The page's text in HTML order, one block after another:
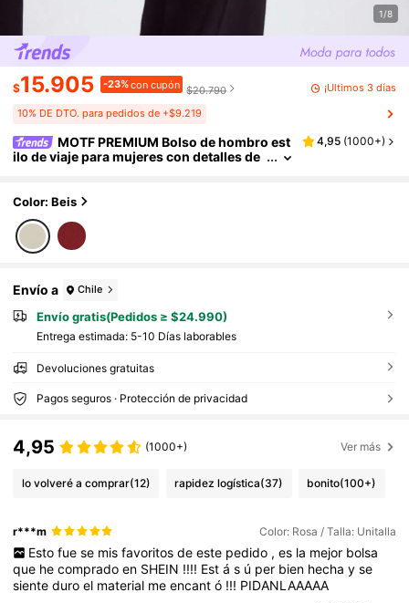
1/8
$15.905 -23%con cupón $20.790 ¡Últimos 3 días
10% DE DTO. para pedidos de +$9.219
MOTF PREMIUM Bolso de hombro est
ilo de viaje para mujeres con detalles de
4,95 (1000+)
Color: Beis
Envío a Chile
Envío gratis(Pedidos ≥ $24.990)
Entrega estimada: 5-10 Días laborables
Devoluciones gratuitas
Pagos seguros · Protección de privacidad
4,95 (1000+) Ver más
lo volveré a comprar(12) rapidez logística(37) bonito(100+)
r***m Color: Rosa / Talla: Unitalla
Esto fue se mis favoritos de este pedido , es la mejor bolsa
que hecompradoen SHEIN !!!! Estás ú per bien hechayse
sienteduroel material meencantó !!! PIDANLAAAAA